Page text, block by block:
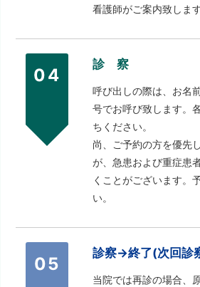
看護師がご案内致しま
04
診 察
呼び出しの際は、お名
号でお呼び致します。
ちください。
尚、ご予約の方を優先
が、急患および重症患
くことがございます。
い。
05
診察→終了(次回診
当院では再診の場合、